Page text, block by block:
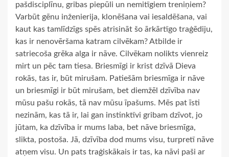
pašdisciplīnu, gribas piepūli un nemitīgiem treniņiem?
Varbūt gēnu inženierija, klonēšana vai iesaldēšana, vai
kaut kas tamlīdzīgs spēs atrisināt šo ārkārtīgo traģēdiju,
kas ir nenovēršama katram cilvēkam? Atbilde ir
satriecoša grēka alga ir nāve. Cilvēkam nolikts vienreiz
mirt un pēc tam tiesa. Briesmīgi ir krist dzīvā Dieva
rokās, tas ir, būt mirušam. Patiešām briesmīga ir nāve
un briesmīgi ir būt mirušam, bet diemžēl dzīvība nav
mūsu pašu rokās, tā nav mūsu īpašums. Mēs pat īsti
nezinām, kas tā ir, lai gan instinktīvi gribam dzīvot, jo
jūtam, ka dzīvība ir mums laba, bet nāve briesmīga,
slikta, postoša. Jā, dzīvība dod mums visu, turpretī nāve
atņem visu. Un pats traģiskākais ir tas, ka nāvi paši ar